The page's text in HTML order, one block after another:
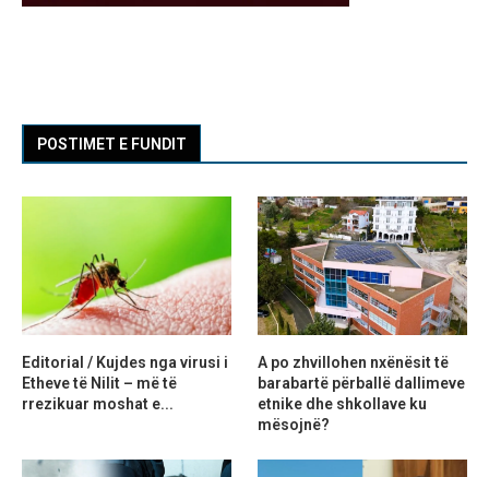
POSTIMET E FUNDIT
Editorial / Kujdes nga virusi i
Etheve të Nilit – më të
rrezikuar moshat e...
A po zhvillohen nxënësit të
barabartë përballë dallimeve
etnike dhe shkollave ku
mësojnë?